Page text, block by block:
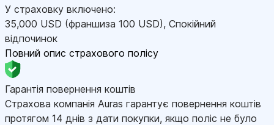
У страховку включено:
35,000 USD (франшиза 100 USD), Спокійний
відпочинок
Повний опис страхового полісу
Гарантія повернення коштів
Страхова компанія Auras гарантує повернення коштів
протягом 14 днів з дати покупки, якщо поліс не було